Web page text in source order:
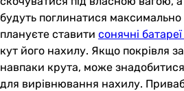
будуть поглинатися
плануєте ставити сонячні
кут його нахилу. Якщо покрівля
навпаки крута, може
для вирівнювання нахилу.